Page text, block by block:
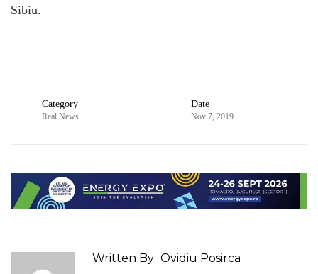
Sibiu.
Category
Real News
Date
Nov 7, 2019
Written By Ovidiu Posirca